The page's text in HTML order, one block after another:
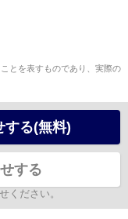
とを表すものであり、実際の
する(無料)
する
ください。